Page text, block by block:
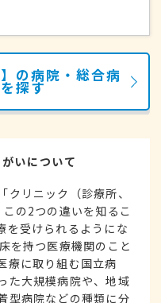
の病院・総合病
探す
いについて
リニック（診療所、
の2つの違いを知るこ
を受けられるようにな
を持つ医療機関のこと
療に取り組む国立病
た大規模病院や、地域
型病院などの種類に分